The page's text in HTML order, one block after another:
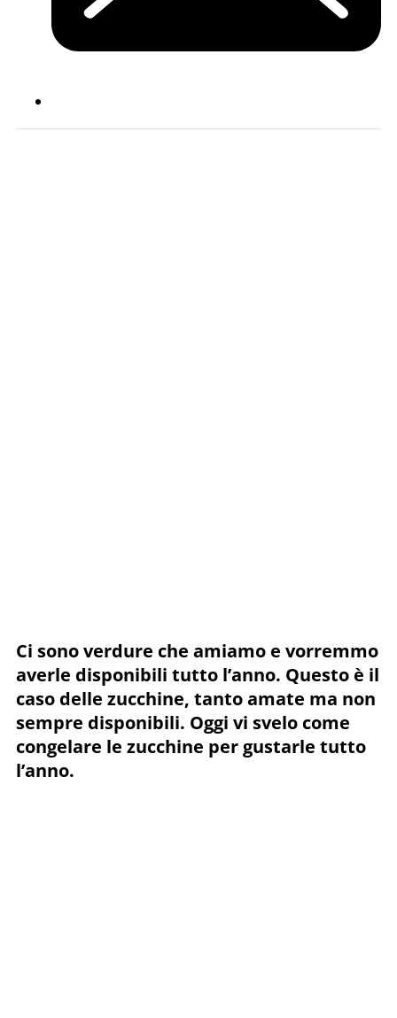
Ci sono verdure che amiamo e vorremmo
averle disponibili tutto l’anno. Questo è il
caso delle zucchine, tanto amate ma non
sempre disponibili. Oggi vi svelo come
congelare le zucchine per gustarle tutto
l’anno.